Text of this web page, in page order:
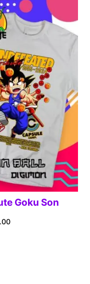
through
$280.00
Goku Son
Price